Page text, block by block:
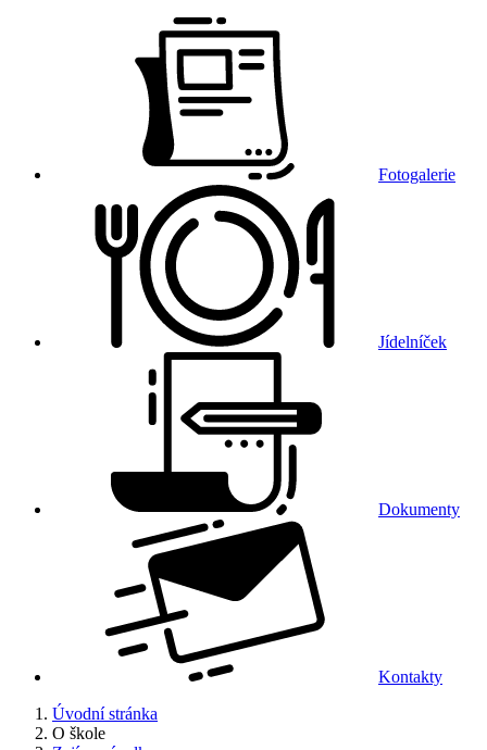
Fotogalerie
Jídelníček
Dokumenty
Kontakty
Úvodní stránka
O škole